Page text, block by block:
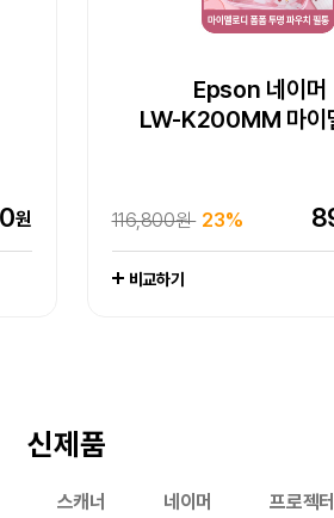
원
Epson 네이머
LW-K200MM 마이
116,800원 23%
비교하기
원
원
Epson WorkForce
545,000원 17%
비교하기
원
Epson 네이머
LW-K200PK 핑크 라
97,000원 20%
비교하기
15대 한정 완판
엡손 정품 EH-
신제품
스캐너 네이머 프로젝